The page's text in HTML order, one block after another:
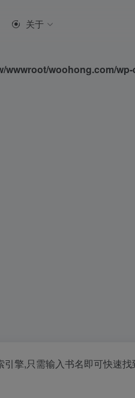
wwwroot/woohong.com/
关于
引擎,只需输入书名即可快速